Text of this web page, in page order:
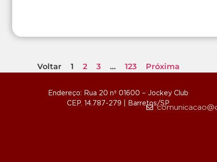
Voltar 1 2 3 … 123 Próxima
Endereço: Rua 20 nº 01600 – Jockey Club
CEP. 14.787-279 | Barretos/SP